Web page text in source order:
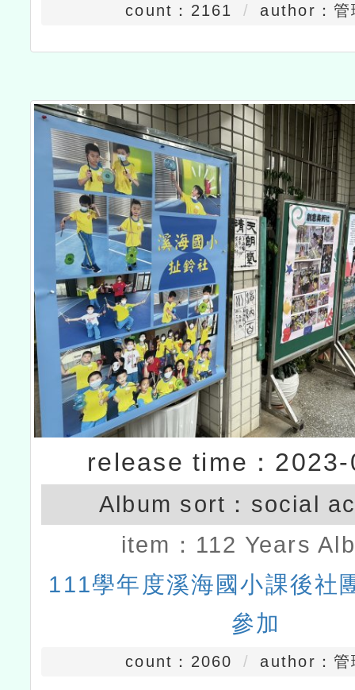
count：2161 author：管
release time：
Album sort： social
item： 112 Years
111學年度溪海國小課後社
參加
count：2060 author：管